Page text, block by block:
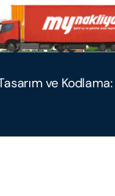
ve Kodlama: